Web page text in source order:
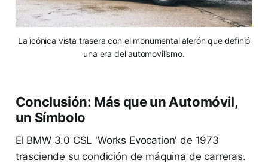
La icónica vista trasera con el monumental alerón que definió
una era del automovilismo.
Conclusión: Más que un Automóvil,
un Símbolo
El BMW 3.0 CSL 'Works Evocation' de 1973
trasciende su condición de máquina de carreras.